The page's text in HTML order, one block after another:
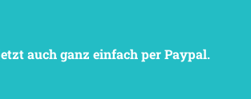
auch ganz einfach per Paypal.